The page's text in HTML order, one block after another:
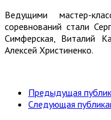
Ведущими мастер-
соревнований стали
Симферская, Виталий
Алексей Христиненко.
Предыдущая
Следующая